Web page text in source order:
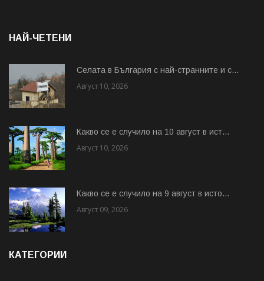
НАЙ-ЧЕТЕНИ
Cелата в България с най-странните и с...
Август 10, 2026
Какво се е случило на 10 август в ист...
Август 10, 2026
Какво се е случило на 9 август в исто...
Август 09, 2026
КАТЕГОРИИ